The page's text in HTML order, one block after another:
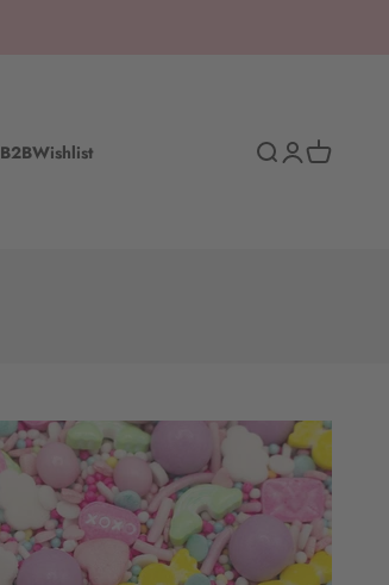
B2BWishlist SucheAnmelden
Warenkorb